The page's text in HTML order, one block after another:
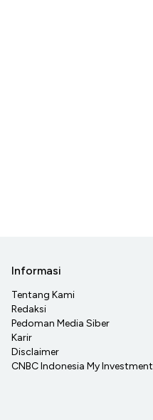
Informasi
Tentang Kami
Redaksi
Pedoman Media Siber
Karir
Disclaimer
CNBC Indonesia My Investment